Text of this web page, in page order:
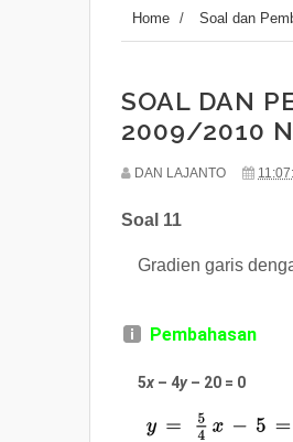
Home / Soal dan
SOAL DAN
2009/2010
DAN LAJANTO
Soal 11
Gradien garis
Pembahasan
5x – 4y– 20 = 0